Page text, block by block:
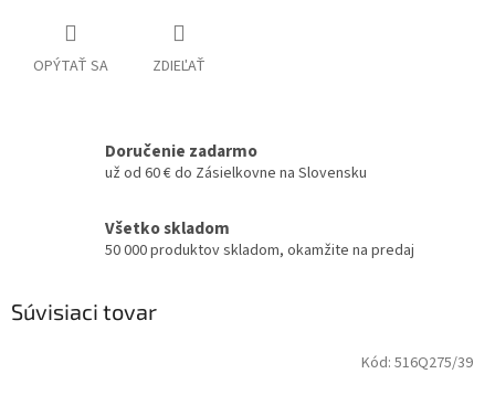
OPÝTAŤ SA ZDIEĽAŤ
Doručenie zadarmo
už od 60 € do Zásielkovne na Slovensku
Všetko skladom
50 000 produktov skladom, okamžite na predaj
Súvisiaci tovar
Kód: 516Q275/39